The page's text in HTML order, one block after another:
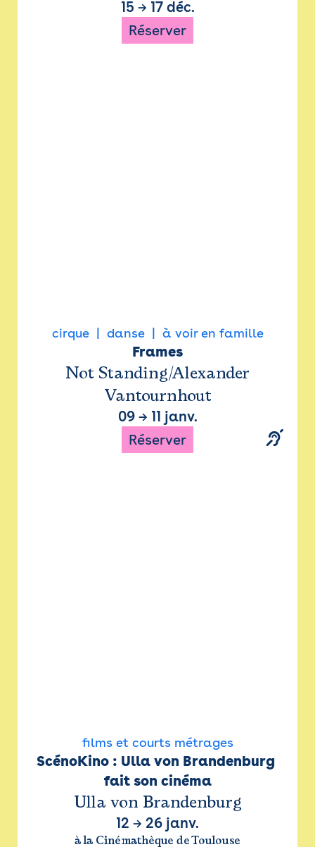
15 → 17 déc.
Réserver
cirque danse à voir en famille
Frames
Not Standing/Alexander
Vantournhout
09→ 11 janv.
Réserver
films et courts métrages
ScénoKino : Ulla von Brandenburg
fait son cinéma
Ulla von Brandenburg
12 → 26 janv.
à la Cinémathèque de Toulouse